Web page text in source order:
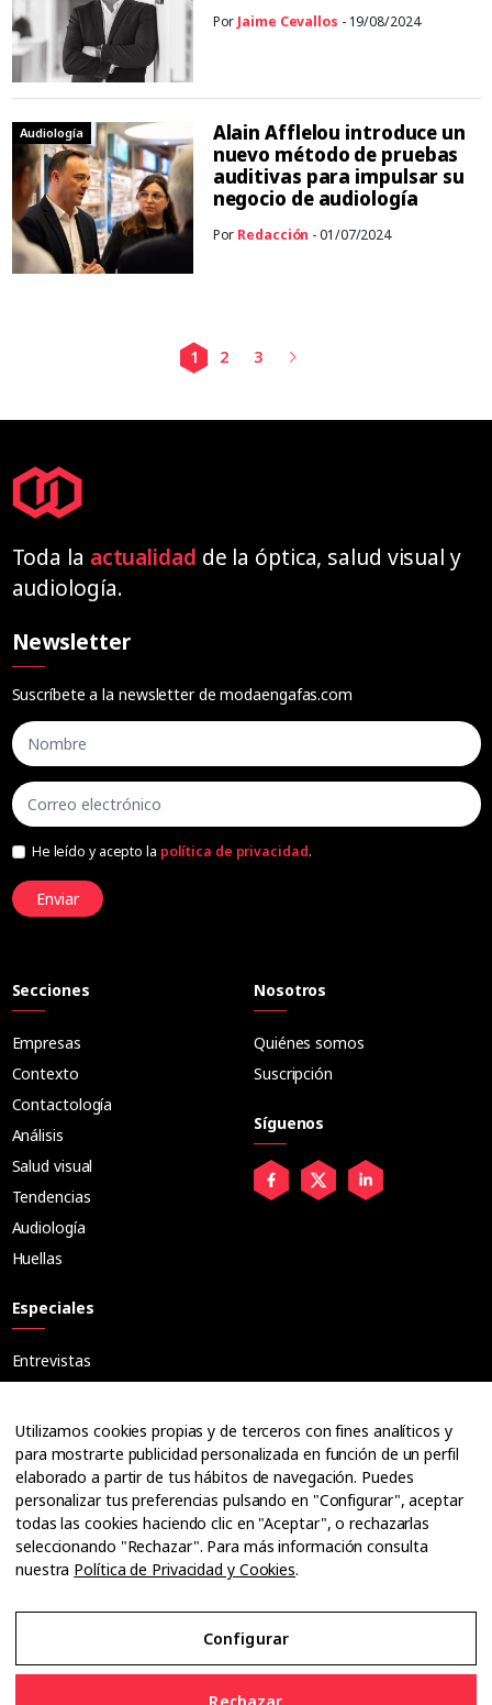
Por Jaime Cevallos - 19/08/2024
Audiología
Alain Afflelou introduce un
nuevo método de pruebas
auditivas para impulsar su
negocio de audiología
Por Redacción - 01/07/2024
1 2 3
Toda la actualidad de la óptica, salud visual y
audiología.
Newsletter
Suscríbete a la newsletter de modaengafas.com
He leído y acepto la política de privacidad.
Enviar
Secciones
Empresas
Contexto
Contactología
Análisis
Salud visual
Tendencias
Audiología
Huellas
Especiales
Entrevistas
Ópticos
Cuadernos
Guías
Dossier
Anuarios
Ofertas de empleo
Nosotros
Quiénes somos
Suscripción
Síguenos
Utilizamos cookies propias y de terceros con fines analíticos y
para mostrarte publicidad personalizada en función de un perfil
elaborado a partir de tus hábitos de navegación. Puedes
personalizar tus preferencias pulsando en "Configurar", aceptar
todas las cookies haciendo clic en "Aceptar", o rechazarlas
seleccionando "Rechazar". Para más información consulta
nuestra Política de Privacidad y Cookies.
Configurar
Aviso Legal